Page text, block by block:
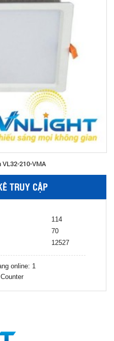
210-VMA
TRUY CẬP
114
70
12527
online: 1